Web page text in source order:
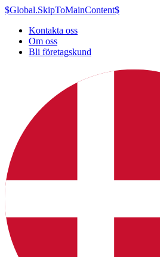
$Global.SkipToMainContent$
Kontakta oss
Om oss
Bli företagskund